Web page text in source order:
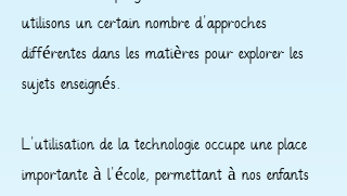
utilisons un certain nombre d'approches
différentes dans les matières pour explorer les
sujets enseignés.
L'utilisation de la technologie occupe une place
importante à l'école, permettant à nos enfants